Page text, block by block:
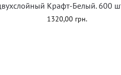
Крафт-Белый. 600
1320,00 грн.